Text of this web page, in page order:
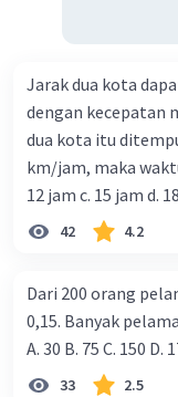
Jarak dua kota
dengan kecepatan
dua kota itu
km/jam, maka waktu
12 jam c.
42 4.2
Dari 200 orang
0,15. Banyak
A. 30 B. 75 C. 150 D.
33 2.5